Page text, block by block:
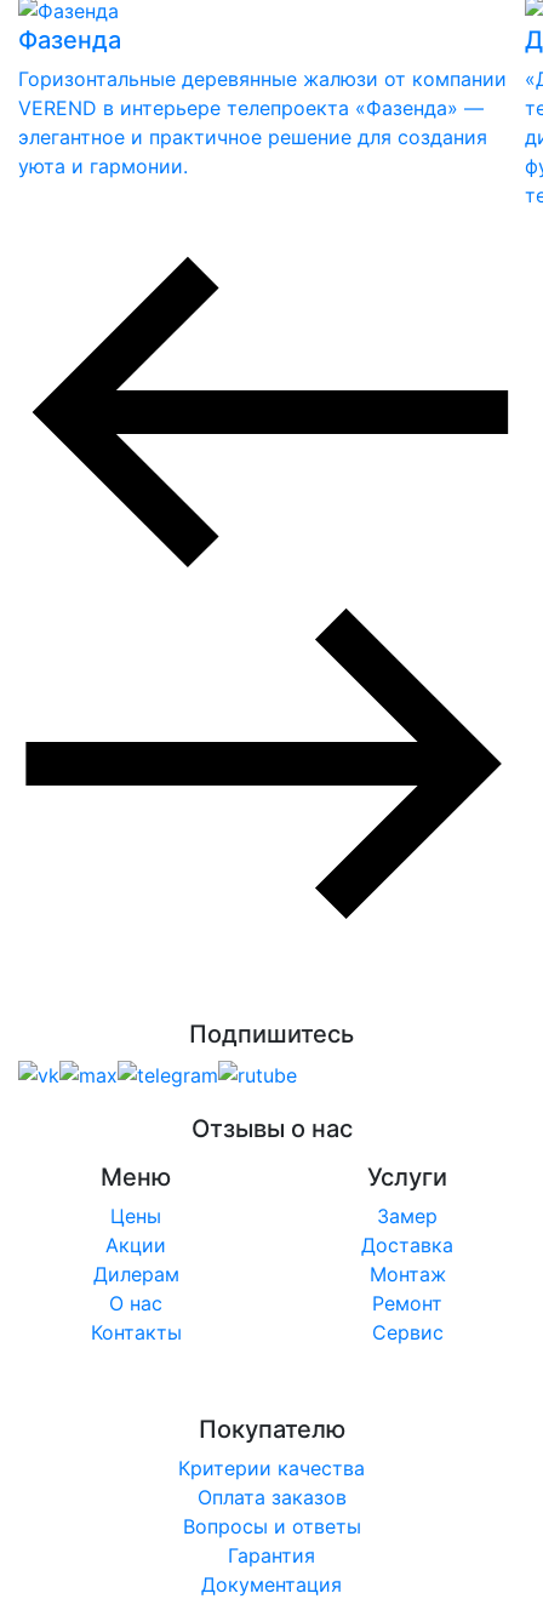
Фазенда
Горизонтальные деревянные жалюзи от компании
VEREND в интерьере телепроекта «Фазенда» —
элегантное и практичное решение для создания
уюта и гармонии.
Подпишитесь
Отзывы о нас
Меню
Цены
Акции
Дилерам
О нас
Контакты
Услуги
Замер
Доставка
Монтаж
Ремонт
Сервис
Покупателю
Критерии качества
Оплата заказов
Вопросы и ответы
Гарантия
Документация